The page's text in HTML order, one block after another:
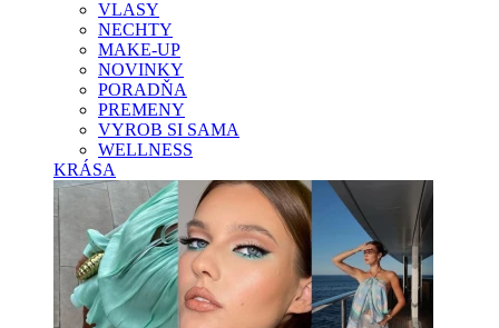
VLASY
NECHTY
MAKE-UP
NOVINKY
PORADŇA
PREMENY
VYROB SI SAMA
WELLNESS
KRÁSA